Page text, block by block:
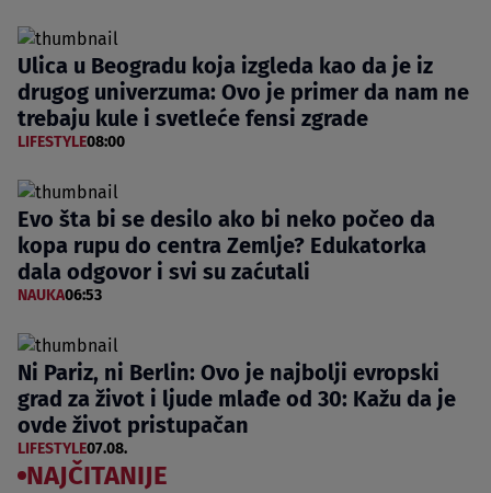
Ulica u Beogradu koja izgleda kao da je iz
drugog univerzuma: Ovo je primer da nam ne
trebaju kule i svetleće fensi zgrade
LIFESTYLE08:00
Evo šta bi se desilo ako bi neko počeo da
kopa rupu do centra Zemlje? Edukatorka
dala odgovor i svi su zaćutali
NAUKA06:53
Ni Pariz, ni Berlin: Ovo je najbolji evropski
grad za život i ljude mlađe od 30: Kažu da je
ovde život pristupačan
LIFESTYLE07.08.
NAJČITANIJE